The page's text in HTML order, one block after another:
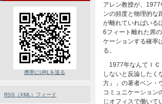
携帯にURLを送る
RSS（XML）フィード
アレン教授が、
ンの頻度と物理的な
が離れていればいる
6フィート離れた席
ケーションする確率
る。
1977年なんてＩＣ
しないと反論したく
方』」の著者ベン・
コミュニケーション
じオフィスで働いて